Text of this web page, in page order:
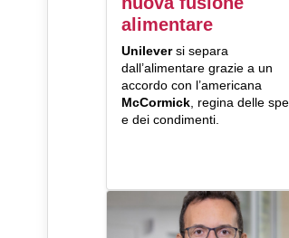
alimentare
Unileversi separa
dall’alimentare grazie a un
accordo con l’americana
McCormick , regina delle
e dei condimenti.